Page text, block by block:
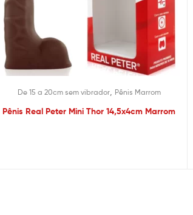
De 15 a 20cm sem vibrador, Pênis Marrom
Pênis Real Peter Mini Thor 14,5x4cm Marrom